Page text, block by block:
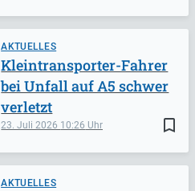
AKTUELLES
bookmark_border
23. Juli 2026 10:26
Kleintransporter-Fahrer
bei Unfall auf A5 schwer
verletzt
AKTUELLES